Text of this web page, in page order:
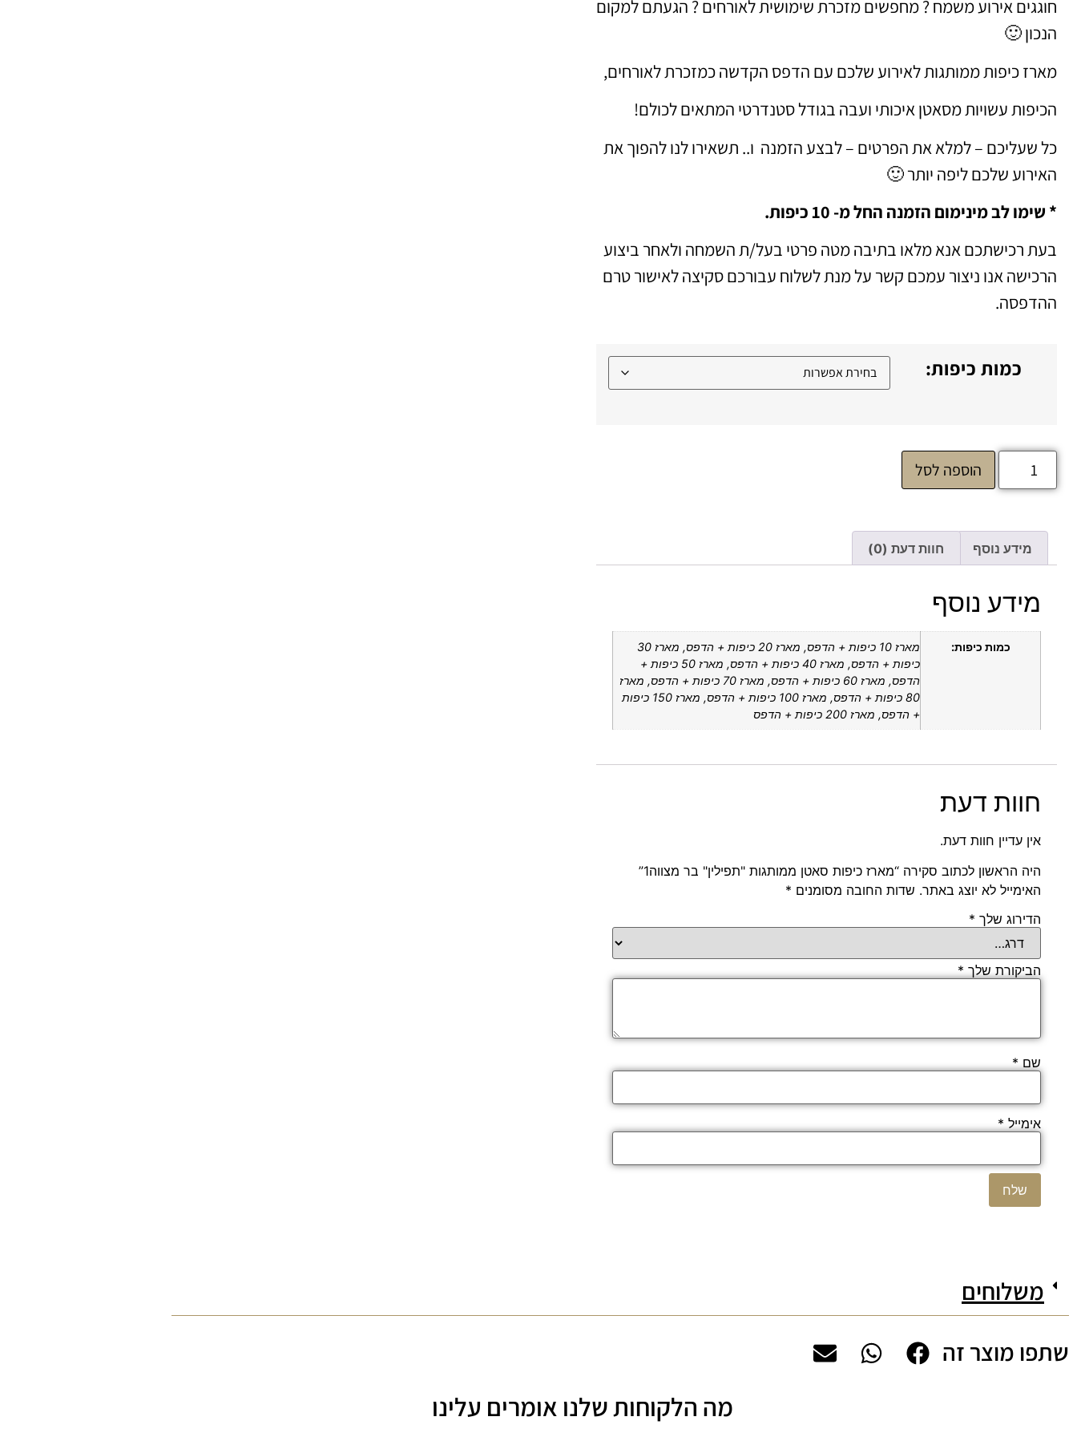
חוגגים אירוע משמח ? מחפשים מזכרת שימושית לאורחים ? הגעתם למקום
הנכון 🙂
מארז כיפות ממותגות לאירוע שלכם עם הדפס הקדשה כמזכרת לאורחים,
הכיפות עשויות מסאטן איכותי ועבה בגודל סטנדרטי המתאים לכולם!
כל שעליכם – למלא את הפרטים – לבצע הזמנה ו.. תשאירו לנו להפוך את
האירוע שלכם ליפה יותר 🙂
* שימו לב מינימום הזמנה החל מ- 10 כיפות.
בעת רכישתכם אנא מלאו בתיבה מטה פרטי בעל/ת השמחה ולאחר ביצוע
הרכישה אנו ניצור עמכם קשר על מנת לשלוח עבורכם סקיצה לאישור טרם
ההדפסה.
כמות כיפות:
הוספה לסל
מידע נוסף חוות דעת (0)
מידע נוסף
כמות כיפות:
מארז 10 כיפות + הדפס, מארז 20 כיפות + הדפס, מארז 30
כיפות + הדפס, מארז 40 כיפות + הדפס, מארז 50 כיפות +
הדפס, מארז 60 כיפות + הדפס, מארז 70 כיפות + הדפס, מארז
80 כיפות + הדפס, מארז 100 כיפות + הדפס, מארז 150 כיפות
+ הדפס, מארז 200 כיפות + הדפס
חוות דעת
אין עדיין חוות דעת.
היה הראשון לכתוב סקירה “מארז כיפות סאטן ממותגות "תפילין" בר מצווה1”
האימייל לא יוצג באתר. שדות החובה מסומנים *
הדירוג שלך *
הביקורת שלך *
שם *
אימייל *
משלוחים
שתפו מוצר זה
מה הלקוחות שלנו אומרים עלינו